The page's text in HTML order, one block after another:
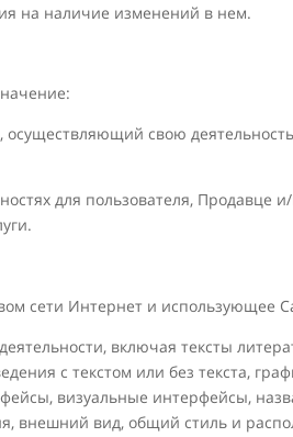
на наличие изменений в нем.
свою
для пользователя, Продавце
сети Интернет и использующее
включая тексты
с текстом или без текста,
визуальные интерфейсы,
внешний вид, общий стиль и